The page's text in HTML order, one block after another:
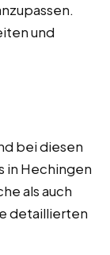
und
bei diesen
in Hechingen
als auch
detaillierten